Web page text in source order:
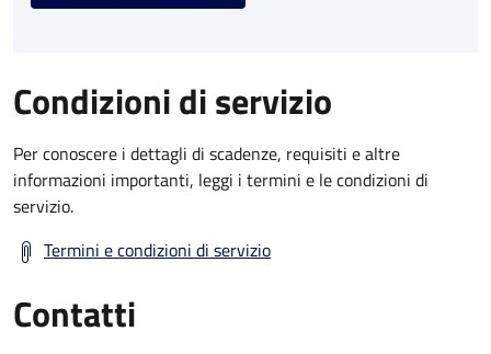
Condizioni di servizio
Per conoscere i dettagli di scadenze, requisiti e altre
informazioni importanti, leggi i termini e le condizioni di
servizio.
Termini e condizioni di servizio
Contatti